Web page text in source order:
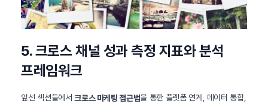
5. 크로스 채널 성과 측정 지표와 분석
프레임워크
앞선 섹션들에서크로스 마케팅 접근법을 통한 플랫폼 연계, 데이터 통합,